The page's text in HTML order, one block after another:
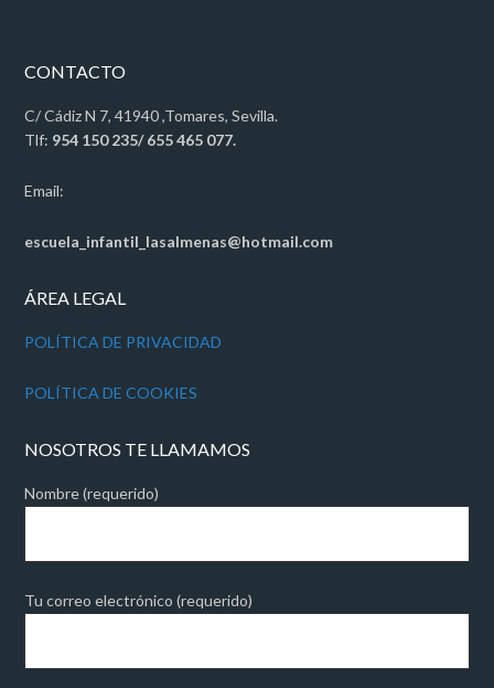
CONTACTO
C/ Cádiz N 7, 41940 ,Tomares, Sevilla.
Tlf: 954 150 235/ 655 465 077.
Email:
escuela_infantil_lasalmenas@hotmail.com
ÁREA LEGAL
POLÍTICA DE PRIVACIDAD
POLÍTICA DE COOKIES
NOSOTROS TE LLAMAMOS
Nombre (requerido)
Tu correo electrónico (requerido)